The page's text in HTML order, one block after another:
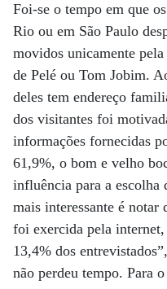
Foi-se o tempo em que
Rio ou em São Paulo
movidos unicamente
de Pelé ou Tom Jobim.
deles tem endereço
dos visitantes foi
informações fornecidas
61,9%, o bom e velho
influência para a
mais interessante é
foi exercida pela
13,4% dos
não perdeu tempo. Para